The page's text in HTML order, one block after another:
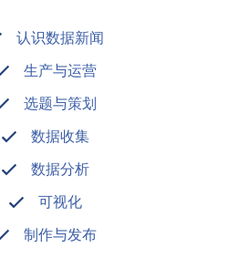
认识数据新闻
生产与运营
选题与策划
数据收集
数据分析
可视化
制作与发布